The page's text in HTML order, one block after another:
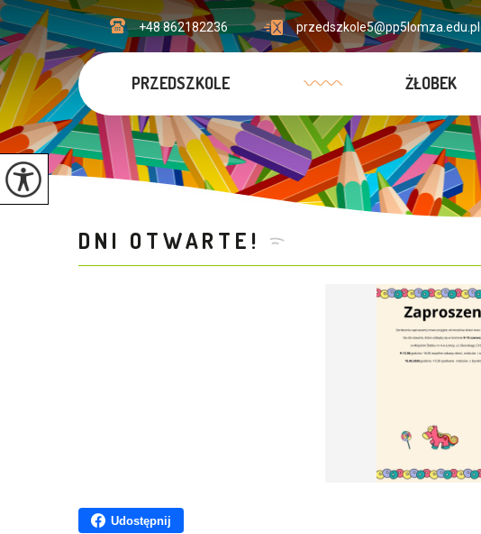
przedszkole5@pp5lomza.edu.pl
+48 862182236
PRZEDSZKOLE ŻŁOBEK
DNI OTWARTE!
Udostępnij